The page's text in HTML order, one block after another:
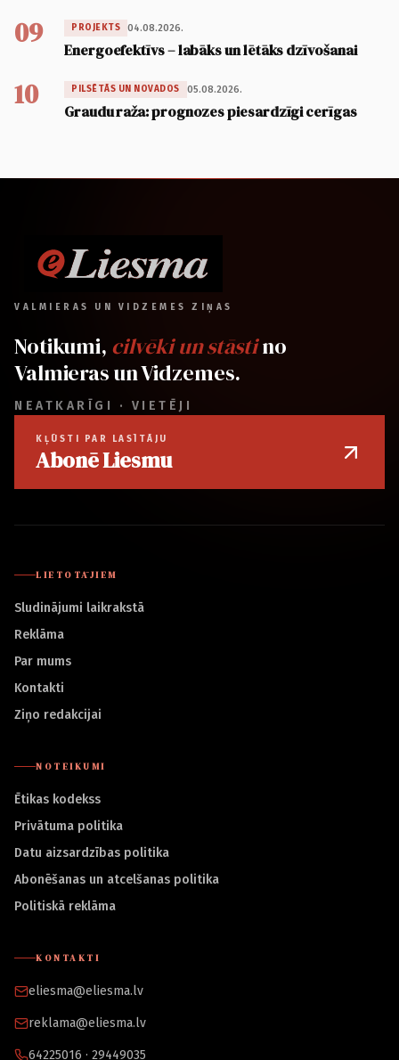
09 PROJEKTS 04.08.2026.
Energoefektīvs – labāks un lētāks dzīvošanai
10 PILSĒTĀS UN NOVADOS 05.08.2026.
Graudu raža: prognozes piesardzīgi cerīgas
VALMIERAS UN VIDZEMES ZIŅAS
Notikumi, cilvēki un stāstino
Valmieras un Vidzemes.
NEATKARĪGI · VIETĒJI
KĻŪSTI PAR LASĪTĀJU
Abonē Liesmu
LIETOTĀJIEM
Sludinājumi laikrakstā
Reklāma
Par mums
Kontakti
Ziņo redakcijai
NOTEIKUMI
Ētikas kodekss
Privātuma politika
Datu aizsardzības politika
Abonēšanas un atcelšanas politika
Politiskā reklāma
KONTAKTI
eliesma@eliesma.lv
reklama@eliesma.lv
64225016 · 29449035